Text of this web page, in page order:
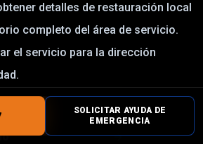
detalles de restauración local
completo del área de servicio.
el servicio para la dirección
SOLICITAR AYUDA DE
EMERGENCIA